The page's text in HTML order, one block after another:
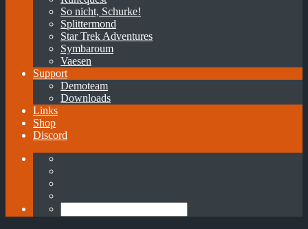
So nicht, Schurke!
Splittermond
Star Trek Adventures
Symbaroum
Vaesen
Support
Demoteam
Downloads
Links
Shop
Discord